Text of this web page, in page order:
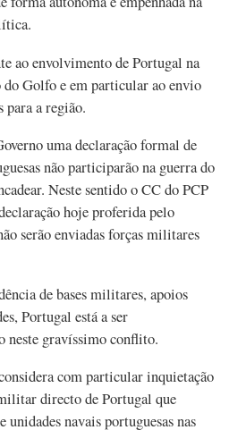
ao envolvimento de Portugal na
Golfo e em particular ao envio
para a região.
uma declaração formal de
não participarão na guerra do
Neste sentido o CC do PCP
hoje proferida pelo
serão enviadas forças militares
de bases militares, apoios
Portugal está a ser
neste gravíssimo conflito.
com particular inquietação
directo de Portugal que
navais portuguesas nas